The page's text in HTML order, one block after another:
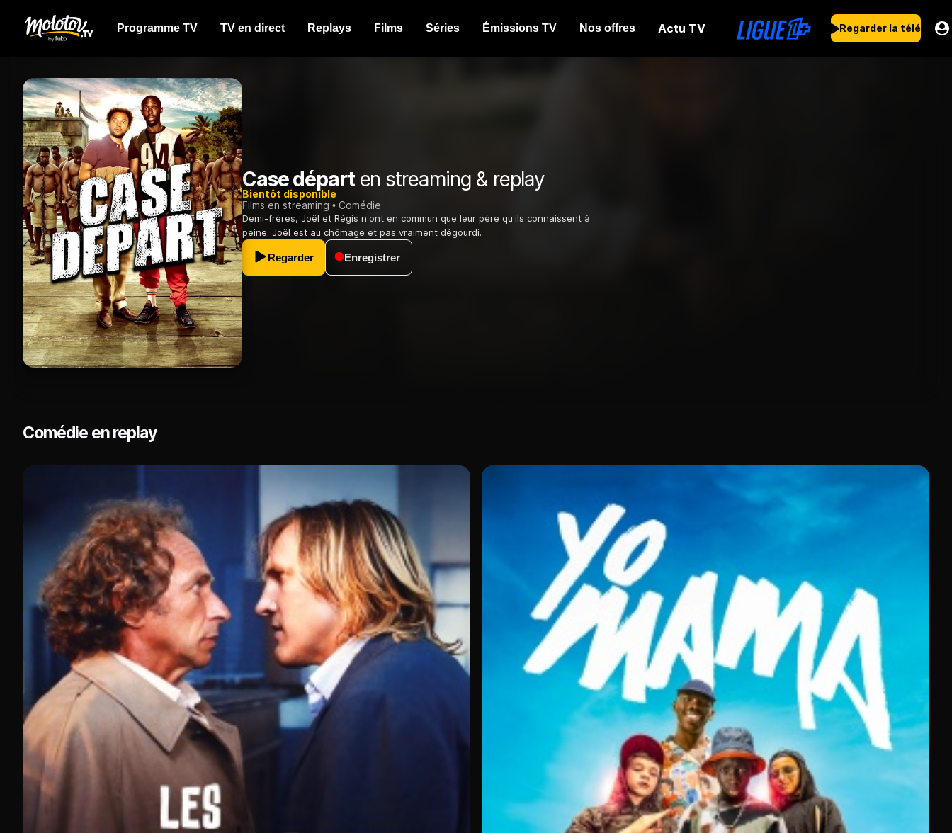
Programme TV TV en direct Replays Films Séries Émissions TV Nos offres Actu TV Regarder la télé
Case départen streaming & replay
Bientôt disponible
Films en streaming
Comédie
Demi-frères, Joël et Régis n’ont en commun que leur père qu’ils connaissent à
peine. Joël est au chômage et pas vraiment dégourdi.
Regarder Enregistrer
Comédie en replay